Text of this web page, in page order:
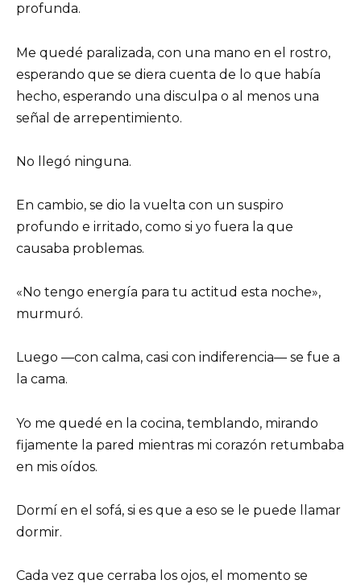
profunda.
Me quedé paralizada, con una mano en el rostro,
esperando que se diera cuenta de lo que había
hecho, esperando una disculpa o al menos una
señal de arrepentimiento.
No llegó ninguna.
En cambio, se dio la vuelta con un suspiro
profundo e irritado, como si yo fuera la que
causaba problemas.
«No tengo energía para tu actitud esta noche»,
murmuró.
Luego —con calma, casi con indiferencia— se fue a
la cama.
Yo me quedé en la cocina, temblando, mirando
fijamente la pared mientras mi corazón retumbaba
en mis oídos.
Dormí en el sofá, si es que a eso se le puede llamar
dormir.
Cada vez que cerraba los ojos, el momento se